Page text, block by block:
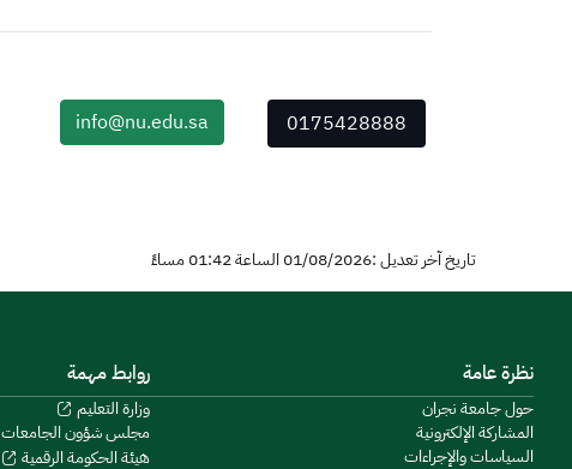
0175428888
info@nu.edu.sa
تاريخ آخر تعديل :01/08/2026 الساعة 01:42 مساءً
نظرة عامة
حول جامعة نجران
المشاركة الإلكترونية
السياسات والإجراءات
روابط مهمة
وزارة التعليم
مجلس شؤون الجامعات
هيئة الحكومة الرقمية